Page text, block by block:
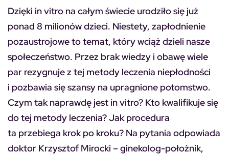
Dzięki in vitro na całym świecie urodziło się już
ponad 8 milionów dzieci. Niestety, zapłodnienie
pozaustrojowe to temat, który wciąż dzieli nasze
społeczeństwo. Przez brak wiedzy i obawę wiele
par rezygnuje z tej metody leczenia niepłodności
i pozbawia się szansy na upragnione potomstwo.
Czym tak naprawdę jest in vitro? Kto kwalifikuje się
do tej metody leczenia? Jak procedura
ta przebiega krok po kroku? Na pytania odpowiada
doktor Krzysztof Mirocki – ginekolog-położnik,